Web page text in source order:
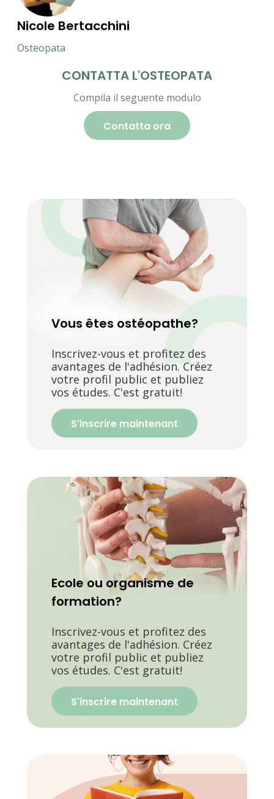
Nicole Bertacchini
Osteopata
CONTATTA L'OSTEOPATA
Compila il seguente modulo
Contatta ora
Vous êtes ostéopathe?
Inscrivez-vous et profitez des
avantages de l'adhésion. Créez
votre profil public et publiez
vos études. C'est gratuit!
S'inscrire maintenant
Ecole ou organisme de
formation?
Inscrivez-vous et profitez des
avantages de l'adhésion. Créez
votre profil public et publiez
vos études. C'est gratuit!
S'inscrire maintenant